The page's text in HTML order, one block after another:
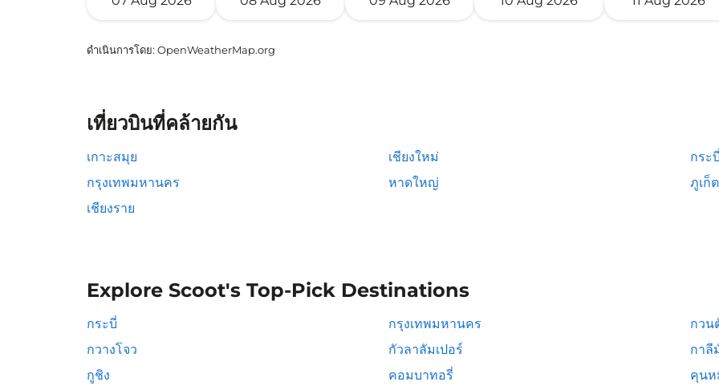
ดำเนินการโดย: OpenWeatherMap.org
เที่ยวบินที่คล้ายกัน
เกาะสมุย เชียงใหม่
กระบี่
กรุงเทพมหานคร
หาดใหญ่
ภูเก็ต
เชียงราย
Explore Scoot's Top-Pick Destinations
กระบี่ กรุงเทพมหานคร
กวน
กวางโจว
กัวลาลัมเปอร์
กาลี
กูชิง
คอมบาทอรี่
คุนห